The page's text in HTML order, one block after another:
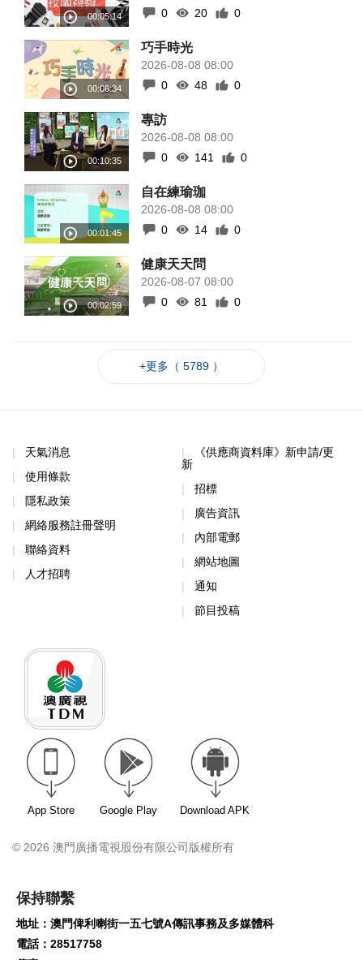
0
20 0
巧手時光
2026-08-08 08:00
0
48 0
專訪
2026-08-08 08:00
0
141 0
自在練瑜珈
2026-08-08 08:00
0
14 0
健康天天問
2026-08-07 08:00
0
81 0
+更多（ 5789 ）
天氣消息
使用條款
隱私政策
網絡服務註冊聲明
聯絡資料
人才招聘
《供應商資料庫》新申請/更
新
招標
廣告資訊
內部電郵
網站地圖
通知
節目投稿
App Store Google Play Download APK
© 2026 澳門廣播電視股份有限公司版權所有
保持聯繫
地址：澳門俾利喇街一五七號A傳訊事務及多媒體科
電話：28517758